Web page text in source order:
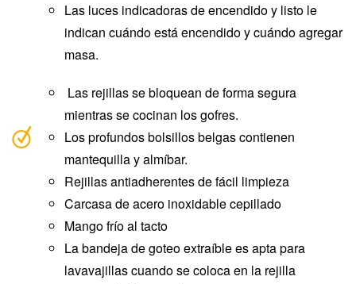
Las luces indicadoras de encendido y listo le
indican cuándo está encendido y cuándo agregar
masa.
Las rejillas se bloquean de forma segura
mientras se cocinan los gofres.
Los profundos bolsillos belgas contienen
mantequilla y almíbar.
Rejillas antiadherentes de fácil limpieza
Carcasa de acero inoxidable cepillado
Mango frío al tacto
La bandeja de goteo extraíble es apta para
lavavajillas cuando se coloca en la rejilla